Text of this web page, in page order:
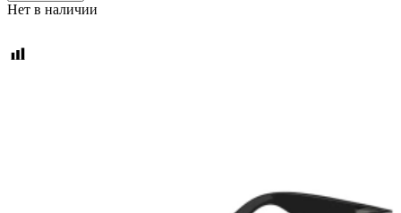
Нет в наличии